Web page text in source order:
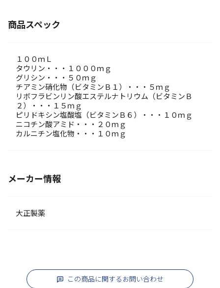
商品スペック
１００ｍＬ
タウリン・・・１０００ｍｇ
グリシン・・・５０ｍｇ
チアミン硝化物（ビタミンＢ１）・・・５ｍｇ
リボフラビンリン酸エステルナトリウム（ビタミンＢ
２）・・・１５ｍｇ
ピリドキシン塩酸塩（ビタミンＢ６）・・・１０ｍｇ
ニコチン酸アミド・・・２０ｍｇ
カルニチン塩化物・・・１０ｍｇ
メーカー情報
大正製薬
この商品に関するお問い合わせ